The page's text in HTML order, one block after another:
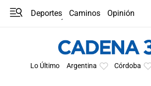
Deportes Caminos
Opinión
Lo Último Argentina Córdoba